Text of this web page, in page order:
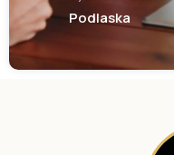
Podlaska